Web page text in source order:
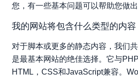
您，有一些基本问题可以帮助您做出
我的网站将包含什么类型的内容
对于脚本或更多的静态内容，我们
是最基本网站的绝佳选择。它与
HTML，CSS和JavaScript兼容。